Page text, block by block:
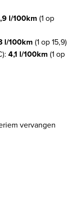
l/100km (1 op
l/100km (1 op 15,9)
4,1 l/100km (1 op
vervangen